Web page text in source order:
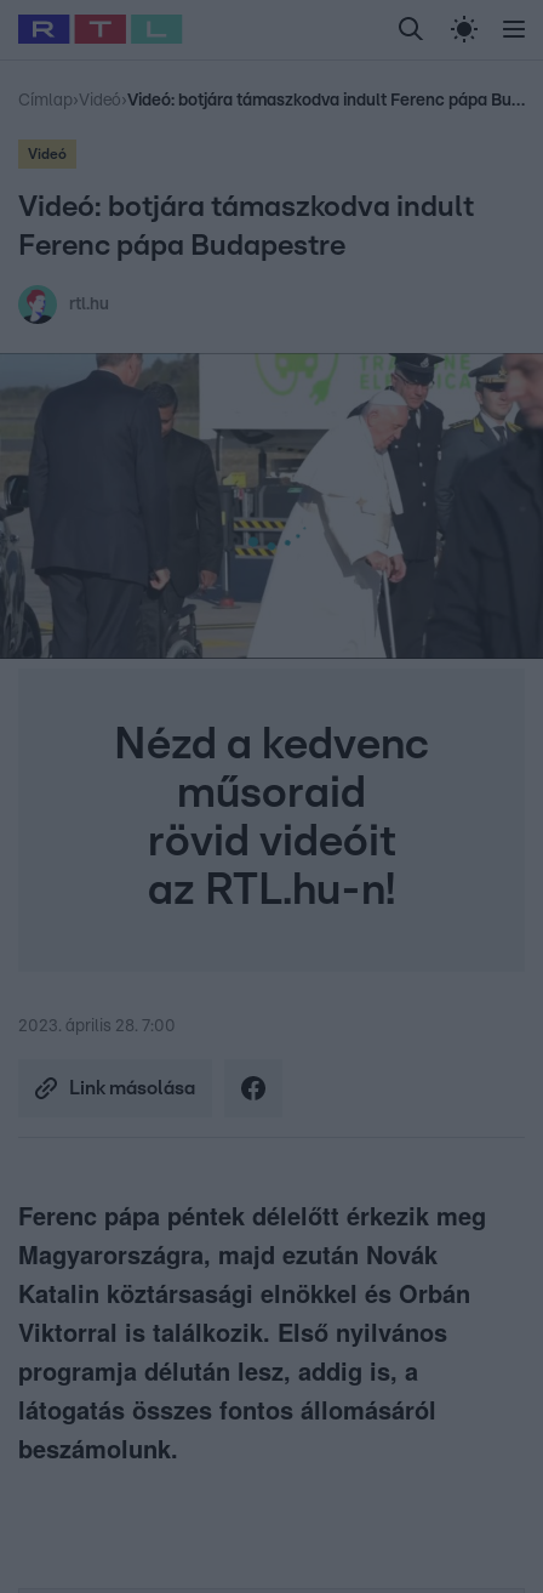
Legfrissebb RTL Híradó Randi Celeb vagyok,
Babits Marcella Most Wanted Gallusz
Címlap›Videó› Videó: botjára támaszkodva indult Ferenc pápa Budapestre
Videó
Videó: botjára támaszkodva indult
Ferenc pápa Budapestre
rtl.hu
Nézd a kedvenc
műsoraid
rövid videóit
az RTL.hu-n!
2023. április 28. 7:00
Link másolása
Ferenc pápa péntek délelőtt érkezik meg
Magyarországra, majd ezután Novák
Katalin köztársasági elnökkel és Orbán
Viktorral is találkozik. Első nyilvános
programja délután lesz, addig is, a
látogatás összes fontos állomásáról
beszámolunk.